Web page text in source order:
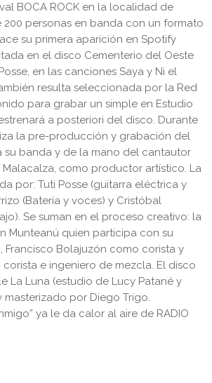
​BOCA ROCK ​en la localidad de
200 personas en banda con un formato
su primera aparición en Spotify
en el disco ​Cementerio del Oeste
en las canciones Saya ​y ​Ni el
resulta seleccionada por la Red
​para grabar un ​simple ​en ​Estudio
a posteriori del disco. Durante
la pre-producción y grabación del
su banda y de la mano del cantautor
como productor artístico. La
por: ​Tuti Posse (guitarra eléctrica y
(Batería y voces) y ​Cristóbal
Se suman en el proceso creativo: la
Munteanú ​quien participa con su
​Francisco Bolajuzón ​como corista y
e ingeniero de mezcla. El disco
La Luna (estudio de Lucy Patané y
masterizado por Diego Trigo​.
ya le da calor al aire de RADIO